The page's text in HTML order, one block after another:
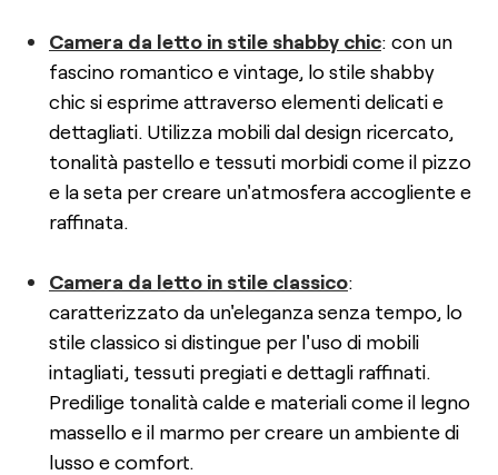
Camera da letto in stile shabby chic: con un
fascino romantico e vintage, lo stile shabby
chic si esprime attraverso elementi delicati e
dettagliati. Utilizza mobili dal design ricercato,
tonalità pastello e tessuti morbidi come il pizzo
e la seta per creare un'atmosfera accogliente e
raffinata.
Camera da letto in stile classico:
caratterizzato da un'eleganza senza tempo, lo
stile classico si distingue per l'uso di mobili
intagliati, tessuti pregiati e dettagli raffinati.
Predilige tonalità calde e materiali come il legno
massello e il marmo per creare un ambiente di
lusso e comfort.